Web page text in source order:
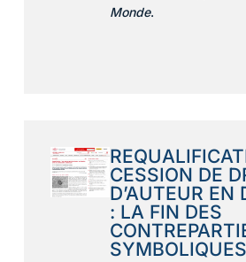
Monde.
CESSION DE
D’AUTEUR EN
: LA FIN DES